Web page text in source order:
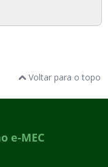
Voltar para o topo
e-MEC